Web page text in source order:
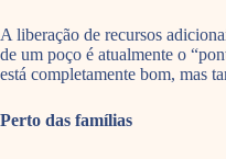
A liberação de recursos
de um poço é atualmente o
está completamente bom, mas
Perto das famílias